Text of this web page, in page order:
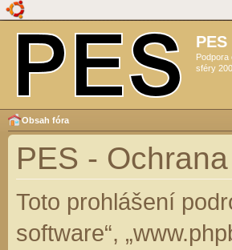
PES
sféry
Obsah fóra
PES -
Toto prohlášení
software“,